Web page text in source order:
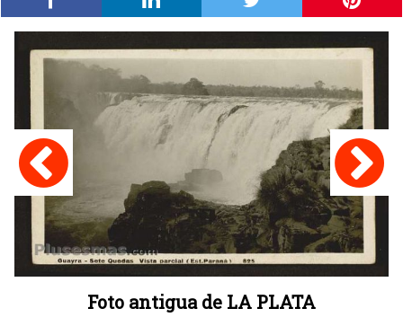
Foto antigua de LA PLATA